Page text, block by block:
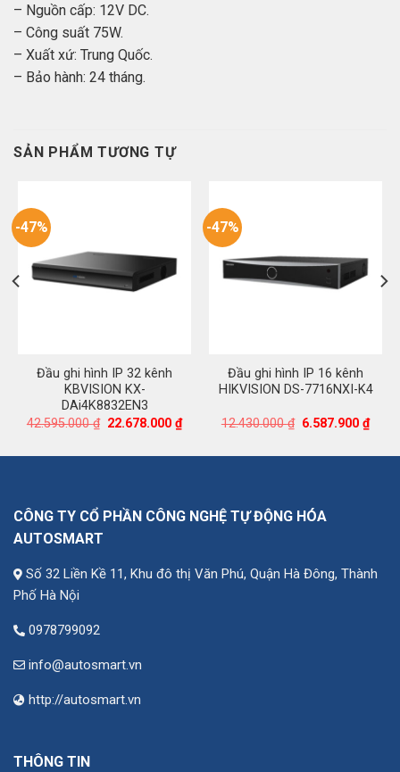
– Nguồn cấp: 12V DC.
– Công suất 75W.
– Xuất xứ: Trung Quốc.
– Bảo hành: 24 tháng.
SẢN PHẨM TƯƠNG TỰ
-47%
Đầu ghi hình IP 32 kênh
KBVISION KX-
DAi4K8832EN3
42.595.000₫ Giá
42.595.000 ₫.
22.678.000₫Giá
hiện
là:
-47%
Đầu ghi hình IP 16 kênh
HIKVISION DS-7716NXI-K4
12.430.000₫ Giá
12.430.000 ₫.
6.587.900₫Giá
hiện
là:
CÔNG TY CỔ PHẦN CÔNG NGHỆ TỰ ĐỘNG HÓA
AUTOSMART
Số 32 Liền Kề 11, Khu đô thị Văn Phú, Quận Hà Đông, Thành
Phố Hà Nội
0978799092
info@autosmart.vn
http://autosmart.vn
THÔNG TIN